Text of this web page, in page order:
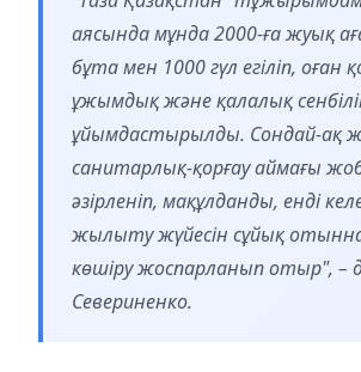
аясында мұнда 2000-ға жуық
бұта мен 1000 гүл егіліп, оған
ұжымдық және қалалық
ұйымдастырылды. Сондай-ақ
санитарлық-қорғау аймағы
әзірленіп, мақұлданды, енді
жылыту жүйесін сұйық
көшіру жоспарланып отыр", –
Севериненко.